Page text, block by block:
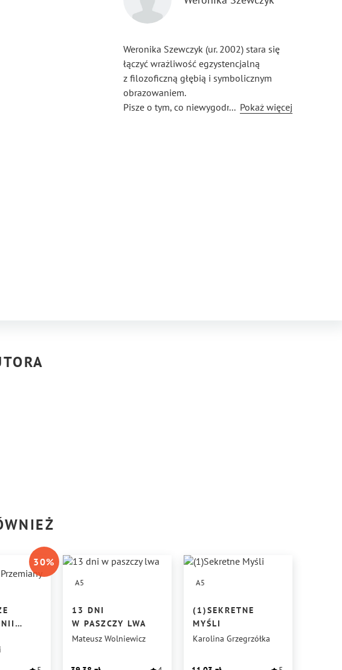
Weronika Szewczyk (ur. 2002) stara się
łączyć wrażliwość egzystencjalną
z filozoficzną głębią i symbolicznym
obrazowaniem.
Pisze o tym, co niewygodne,
... Pokaż więcej
30%
A5
13 DNI
W PASZCZY LWA
Mateusz Wolniewicz
A5
(1)SEKRETNE
MYŚLI
Karolina Grzegrzółka